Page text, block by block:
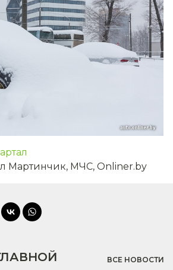
Мартинчик, МЧС, Onliner.by
ВСЕ НОВОСТИ